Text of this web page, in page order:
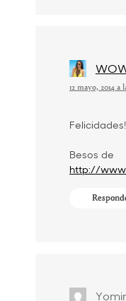
12 mayo, 2014 a
Besos de
http://